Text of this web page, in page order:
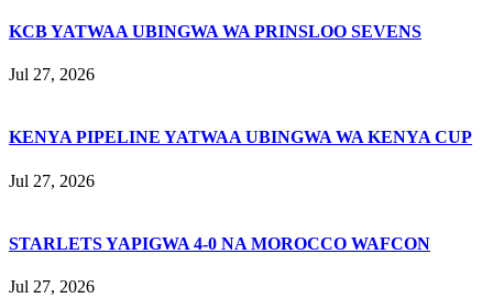
KCB YATWAA UBINGWA WA PRINSLOO SEVENS
Jul 27, 2026
KENYA PIPELINE YATWAA UBINGWA WA KENYA CUP
Jul 27, 2026
STARLETS YAPIGWA 4-0 NA MOROCCO WAFCON
Jul 27, 2026